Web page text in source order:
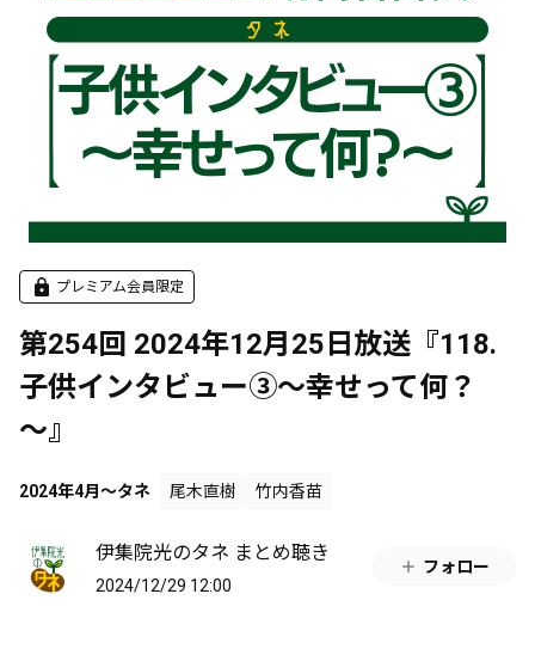
プレミアム会員限定
第254回 2024年12月25日放送『118.
子供インタビュー③～幸せって何？
～』
2024年4月～タネ 尾木直樹 竹内香苗
伊集院光のタネ まとめ聴き
2024/12/29 12:00
フォロー